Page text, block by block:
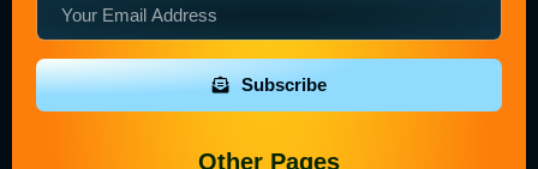
Subscribe
Other Pages